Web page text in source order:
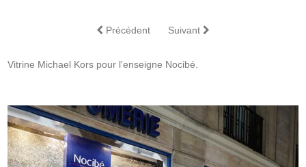
Précédent Suivant
Vitrine Michael Kors pour l'enseigne Nocibé.